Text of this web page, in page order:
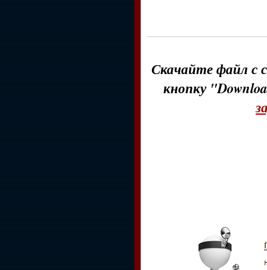
Скачайте файл с
кнопку